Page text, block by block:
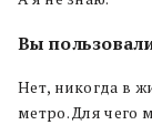
Вы
Нет, никогда в
метро. Для чего